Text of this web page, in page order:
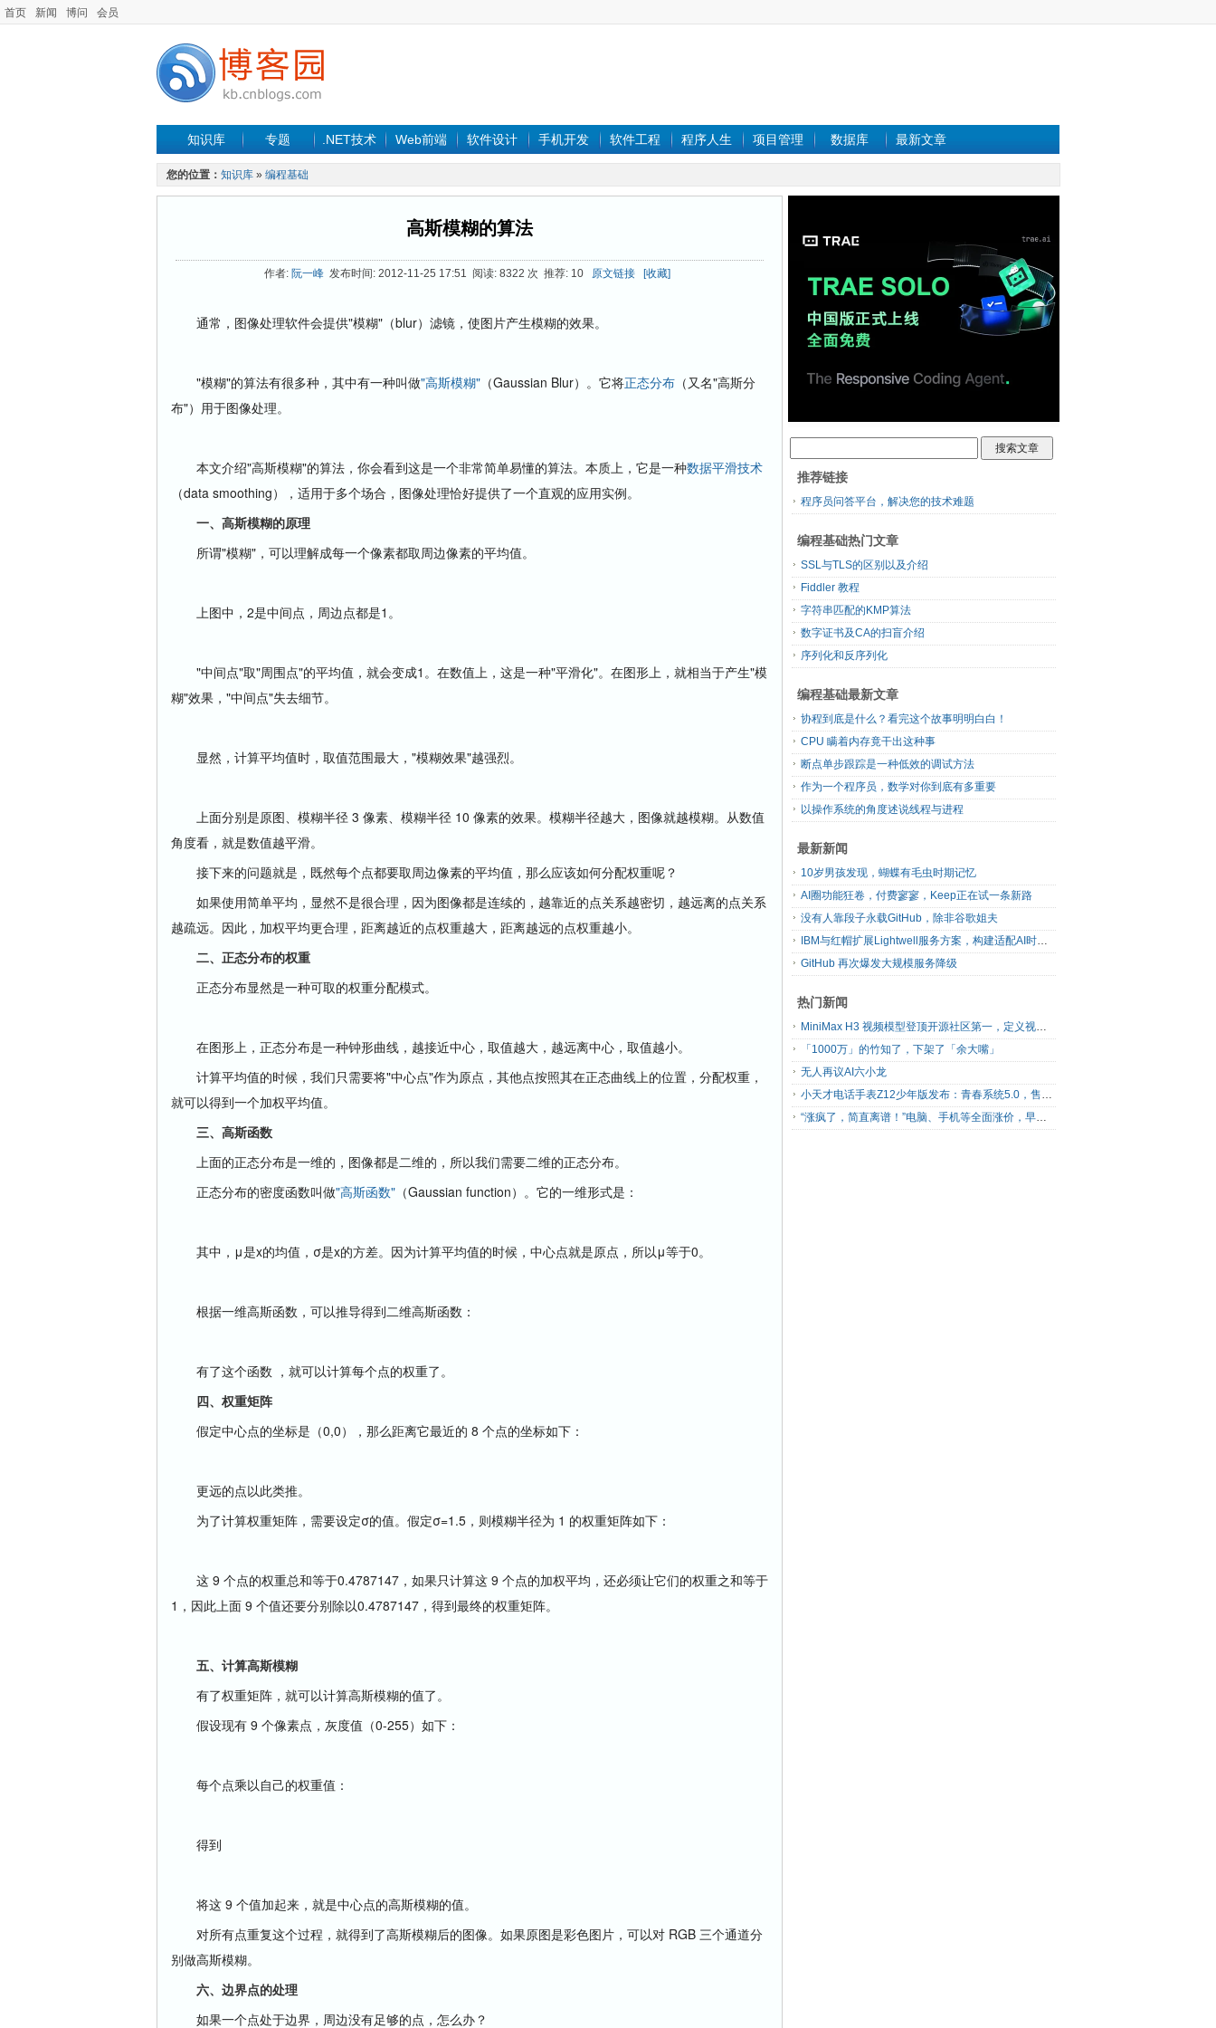
首页 新闻 博问 会员
知识库 专题 .NET技术 Web前端 软件设计 手机开发 软件工程 程序人生 项目管理 数据库 最新文章
您的位置： 知识库 » 编程基础
高斯模糊的算法
作者: 阮一峰发布时间: 2012-11-25 17:51 阅读: 8322 次 推荐: 10 原文链接 [收藏]
通常，图像处理软件会提供"模糊"（blur）滤镜，使图片产生模糊的效果。
"模糊"的算法有很多种，其中有一种叫做"高斯模糊" （Gaussian Blur）。它将正态分布 （又名"高斯分
布"）用于图像处理。
本文介绍"高斯模糊"的算法，你会看到这是一个非常简单易懂的算法。本质上，它是一种数据平滑技术
（data smoothing），适用于多个场合，图像处理恰好提供了一个直观的应用实例。
一、高斯模糊的原理
所谓"模糊"，可以理解成每一个像素都取周边像素的平均值。
上图中，2是中间点，周边点都是1。
"中间点"取"周围点"的平均值，就会变成1。在数值上，这是一种"平滑化"。在图形上，就相当于产生"模
糊"效果，"中间点"失去细节。
显然，计算平均值时，取值范围最大，"模糊效果"越强烈。
上面分别是原图、模糊半径 3 像素、模糊半径 10 像素的效果。模糊半径越大，图像就越模糊。从数值
角度看，就是数值越平滑。
接下来的问题就是，既然每个点都要取周边像素的平均值，那么应该如何分配权重呢？
如果使用简单平均，显然不是很合理，因为图像都是连续的，越靠近的点关系越密切，越远离的点关系
越疏远。因此，加权平均更合理，距离越近的点权重越大，距离越远的点权重越小。
二、正态分布的权重
正态分布显然是一种可取的权重分配模式。
在图形上，正态分布是一种钟形曲线，越接近中心，取值越大，越远离中心，取值越小。
计算平均值的时候，我们只需要将"中心点"作为原点，其他点按照其在正态曲线上的位置，分配权重，
就可以得到一个加权平均值。
三、高斯函数
上面的正态分布是一维的，图像都是二维的，所以我们需要二维的正态分布。
正态分布的密度函数叫做"高斯函数" （Gaussian function）。它的一维形式是：
其中，μ是x的均值，σ是x的方差。因为计算平均值的时候，中心点就是原点，所以μ等于0。
根据一维高斯函数，可以推导得到二维高斯函数：
有了这个函数 ，就可以计算每个点的权重了。
四、权重矩阵
假定中心点的坐标是（0,0），那么距离它最近的 8 个点的坐标如下：
更远的点以此类推。
为了计算权重矩阵，需要设定σ的值。假定σ=1.5，则模糊半径为 1 的权重矩阵如下：
这 9 个点的权重总和等于0.4787147，如果只计算这 9 个点的加权平均，还必须让它们的权重之和等于
1，因此上面 9 个值还要分别除以0.4787147，得到最终的权重矩阵。
五、计算高斯模糊
有了权重矩阵，就可以计算高斯模糊的值了。
假设现有 9 个像素点，灰度值（0-255）如下：
每个点乘以自己的权重值：
得到
将这 9 个值加起来，就是中心点的高斯模糊的值。
对所有点重复这个过程，就得到了高斯模糊后的图像。如果原图是彩色图片，可以对 RGB 三个通道分
别做高斯模糊。
六、边界点的处理
如果一个点处于边界，周边没有足够的点，怎么办？
推荐链接
程序员问答平台，解决您的技术难题
编程基础热门文章
SSL与TLS的区别以及介绍
Fiddler 教程
字符串匹配的KMP算法
数字证书及CA的扫盲介绍
序列化和反序列化
编程基础最新文章
协程到底是什么？看完这个故事明明白白！
CPU 瞒着内存竟干出这种事
断点单步跟踪是一种低效的调试方法
作为一个程序员，数学对你到底有多重要
以操作系统的角度述说线程与进程
最新新闻
10岁男孩发现，蝴蝶有毛虫时期记忆
AI圈功能狂卷，付费寥寥，Keep正在试一条新路
没有人靠段子永载GitHub，除非谷歌姐夫
IBM与红帽扩展Lightwell服务方案，构建适配AI时代开源生态的可信基础设施
GitHub 再次爆发大规模服务降级
热门新闻
MiniMax H3 视频模型登顶开源社区第一，定义视频模型领域“斩杀线”
「1000万」的竹知了，下架了「余大嘴」
无人再议AI六小龙
小天才电话手表Z12少年版发布：青春系统5.0，售价2699元起
“涨疯了，简直离谱！”电脑、手机等全面涨价，早买一个多月省2100元